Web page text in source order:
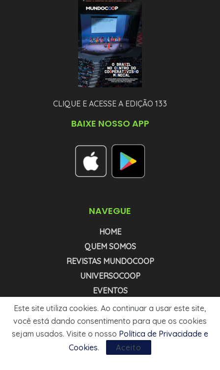
CLIQUE E ACESSE A EDIÇÃO 133
BAIXE NOSSO APP
NAVEGUE
HOME
QUEM SOMOS
REVISTAS MUNDOCOOP
UNIVERSOCOOP
EVENTOS
NEWSLETTER COOPNEWS
NEWSLETTER AGRONEWS
MÍDIA KIT
Este site utiliza cookies. Ao continuar a usar este site,
você está dando consentimento para que os cookies
sejam usados. Visite o nosso Política de Privacidade e
Cookies. Aceito